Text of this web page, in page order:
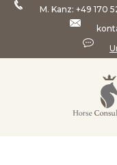
M. Kanz:+49 170